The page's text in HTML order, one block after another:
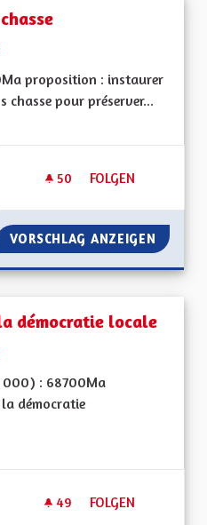
proposition : instaurer
chasse pour préserver...
50 50 FOLLOWER
FOLGEN
DES WEEKENDS
VORSCHLAG ANZEIGEN DES
démocratie locale
000) : 68700Ma
démocratie
49 49 FOLLOWER
FOLGEN
DÉVELOPPEMENT